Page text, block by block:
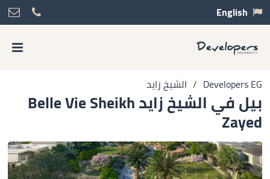
English
Developers EG
/ الشيخ زايد
بيل في الشيخ زايد Belle Vie Sheikh
Zayed